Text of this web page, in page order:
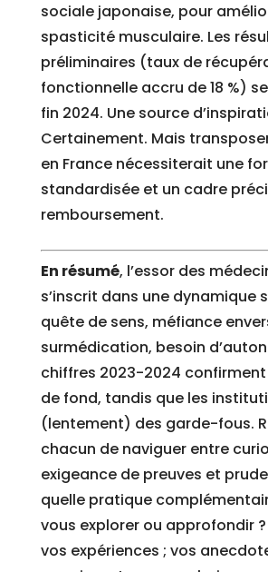
sociale japonaise, pour
spasticité musculaire. Les
préliminaires (taux de
fonctionnelle accru de 18 %)
fin 2024. Une source
Certainement. Mais
en France nécessiterait une
standardisée et un cadre
remboursement.
En résumé, l’essor des
s’inscrit dans une dynamique
quête de sens, méfiance
surmédication, besoin
chiffres 2023-2024
de fond, tandis que les
(lentement) des garde-fous.
chacun de naviguer entre
exigeance de preuves et
quelle pratique
vous explorer ou approfondir
vos expériences ; vos